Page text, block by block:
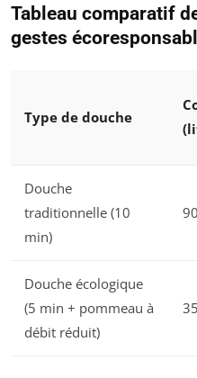
Tableau comparatif
gestes
Type de douche
Douche
traditionnelle (10
min)
90
Douche écologique
(5 min + pommeau à
débit réduit)